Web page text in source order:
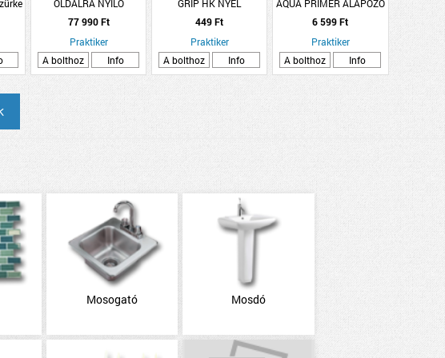
OLDALRA NYÍLÓ
60X90CM, JOBBOS
77 990 Ft
Praktiker
A bolthoz
Info
GRIP HK NYÉL
FESTŐHENGEREKHEZ
5X20CM, 6MM
449 Ft
Praktiker
A bolthoz
Info
AQUA PRIMER ALAPOZÓ
0,75L FEHÉR
6 599 Ft
Praktiker
A bolthoz
Info
Mosogató Mosdó